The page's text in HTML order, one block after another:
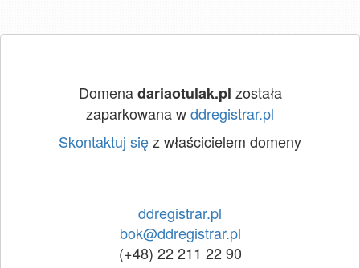
Domenadariaotulak.pl została
zaparkowana wddregistrar.pl
Skontaktuj sięz właścicielem domeny
ddregistrar.pl
bok@ddregistrar.pl
(+48) 22 211 22 90